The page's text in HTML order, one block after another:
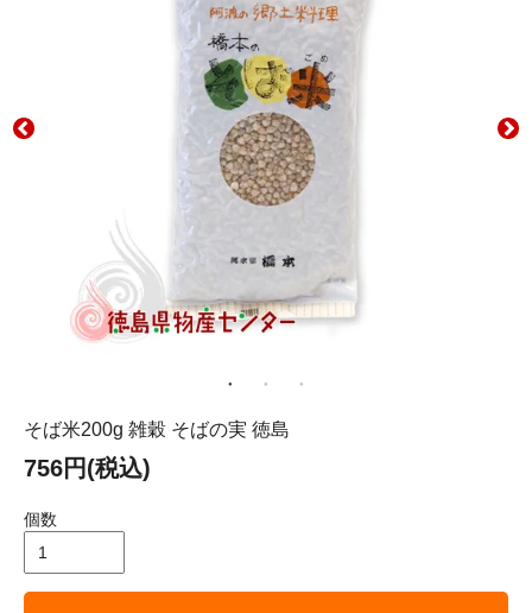
そば米200g 雑穀 そばの実 徳島
756円(税込)
個数